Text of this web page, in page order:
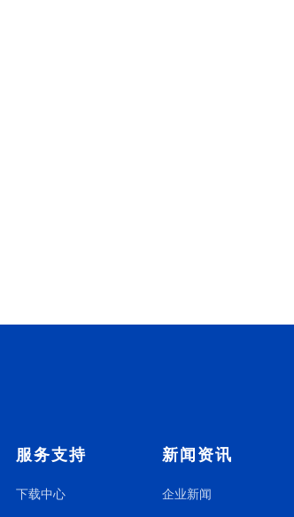
服务支持
下载中心
新闻资讯
企业新闻